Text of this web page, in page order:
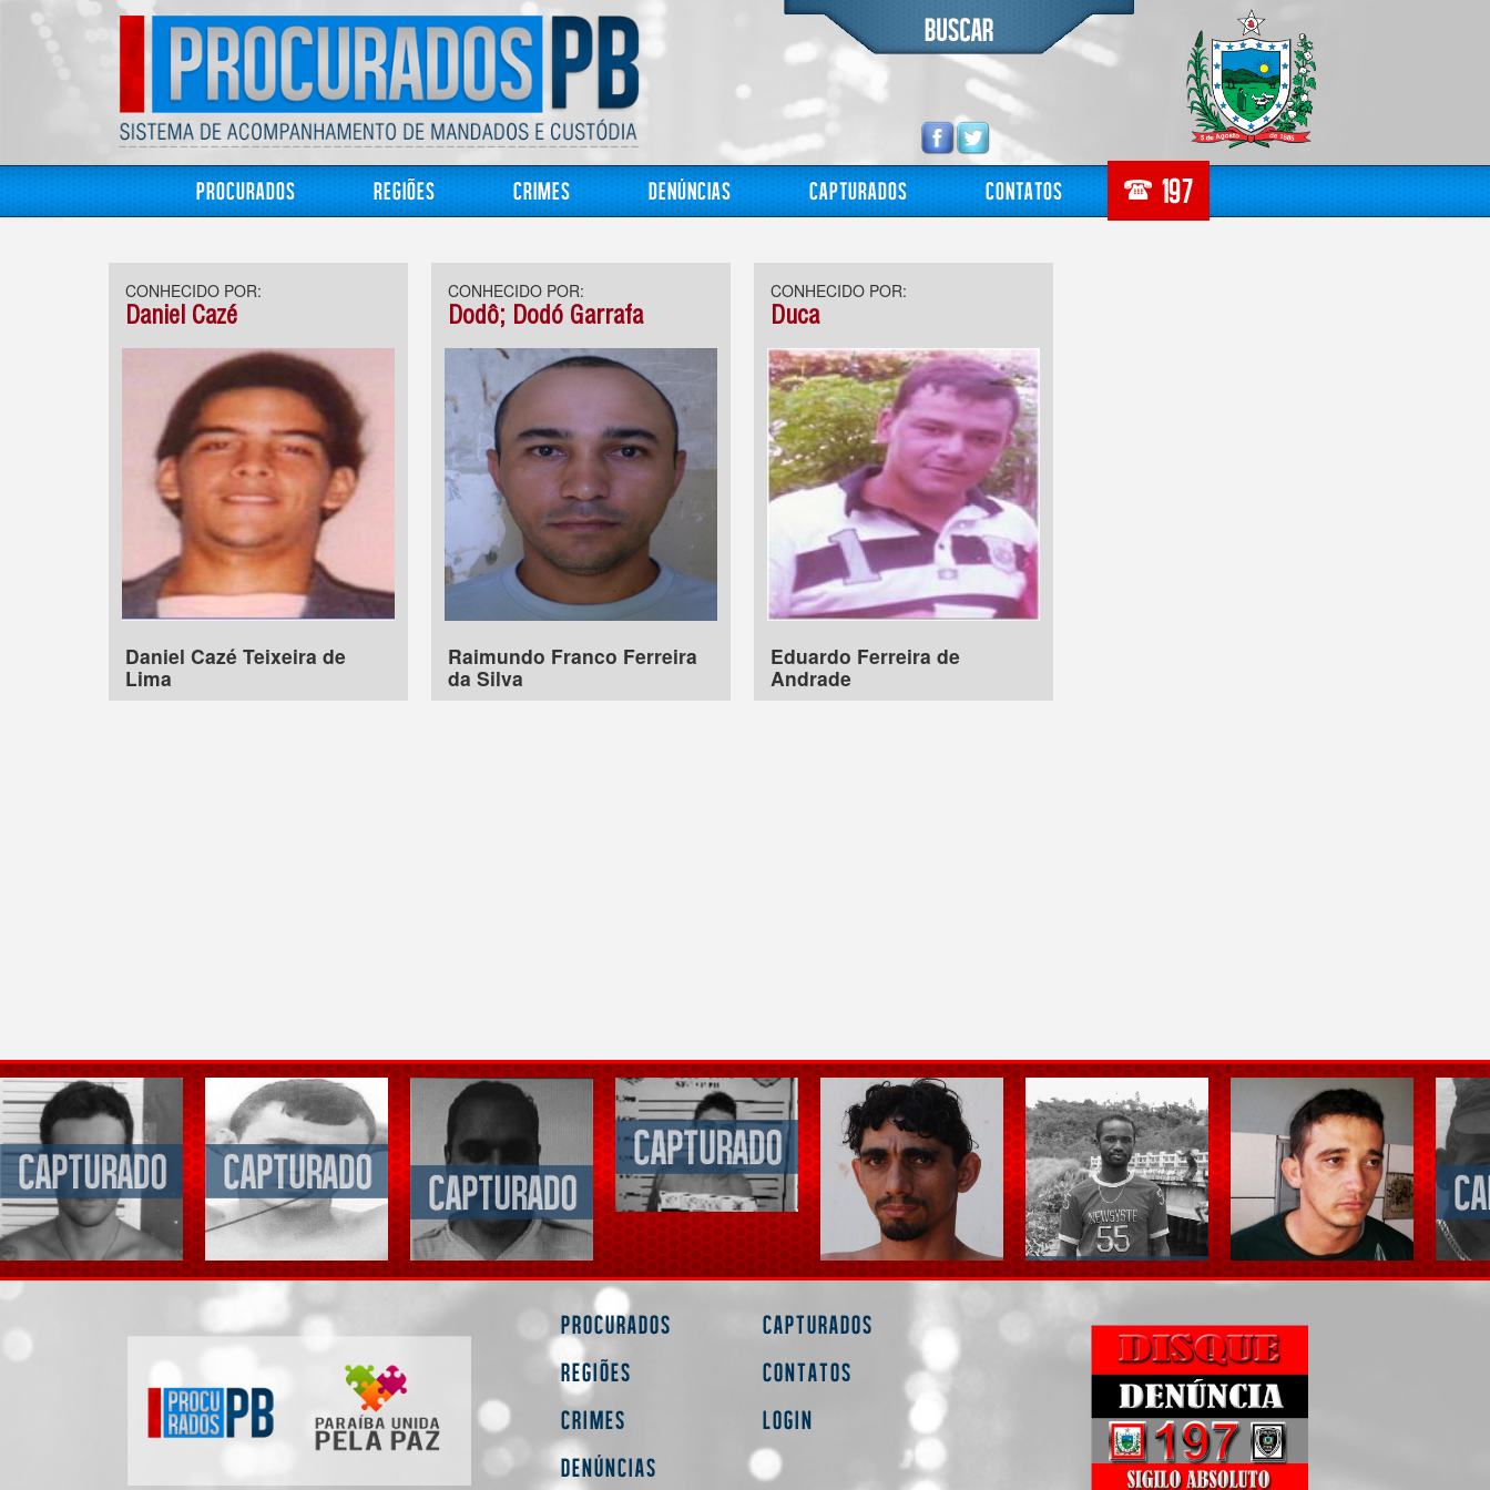
Procurados Regiões Crimes Denúncias Capturados Contatos
CONHECIDO POR:
Daniel Cazé
Daniel Cazé Teixeira de
Lima
CONHECIDO POR:
Dodô; Dodó Garrafa
Raimundo Franco Ferreira
da Silva
CONHECIDO POR:
Duca
Eduardo Ferreira de
Andrade
Procurados
Regiões
Crimes
Denúncias
Capturados
Contatos
Login